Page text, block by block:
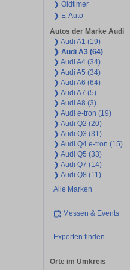
❯ Oldtimer
❯ E-Auto
Autos der Marke Audi
❯ Audi A1 (19)
❯ Audi A3 (64)
❯ Audi A4 (34)
❯ Audi A5 (34)
❯ Audi A6 (64)
❯ Audi A7 (5)
❯ Audi A8 (3)
❯ Audi e-tron (19)
❯ Audi Q2 (20)
❯ Audi Q3 (31)
❯ Audi Q4 e-tron (15)
❯ Audi Q5 (33)
❯ Audi Q7 (14)
❯ Audi Q8 (11)
Alle Marken
Messen & Events
Experten finden
Orte im Umkreis